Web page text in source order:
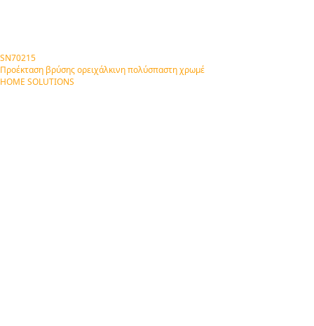
SN70215
Προέκταση βρύσης ορειχάλκινη πολύσπαστη χρωμέ
HOME SOLUTIONS